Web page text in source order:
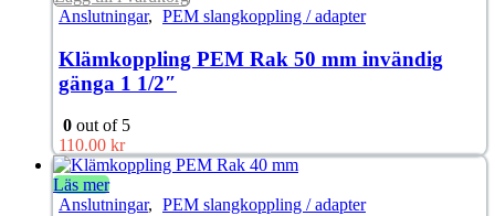
Anslutningar, PEM slangkoppling / adapter
Klämkoppling PEM Rak 50 mm invändig
gänga 1 1/2″
0 out of 5
110.00 kr
Läs mer
Anslutningar, PEM slangkoppling / adapter